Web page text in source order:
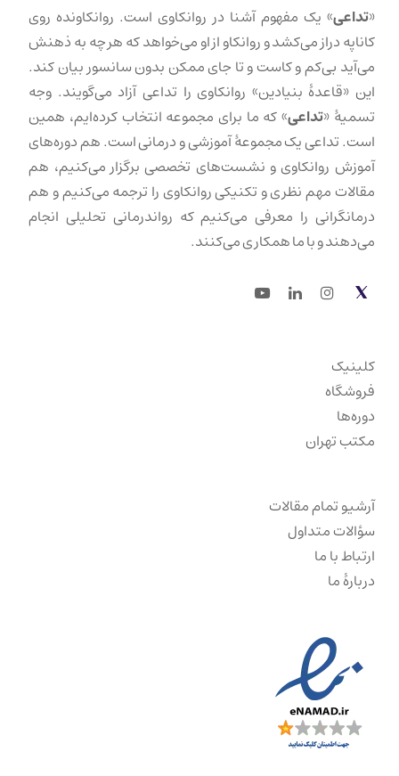
«تداعی» یک مفهوم آشنا در روانکاوی است. روانکاونده روی
کاناپه دراز می‌کشد و روانکاو از او می‌خواهد که هر چه به ذهنش
می‌آید بی‌کم و کاست و تا جای ممکن بدون سانسور بیان کند.
این «قاعدهٔ بنیادین» روانکاوی را تداعی آزاد می‌گویند. وجه
تسمیهٔ «تداعی» که ما برای مجموعه انتخاب کرده‌ایم، همین
است. تداعی یک مجموعهٔ آموزشی و درمانی است. هم دوره‌های
آموزش روانکاوی و نشست‌های تخصصی برگزار می‌کنیم، هم
مقالات مهم نظری و تکنیکی روانکاوی را ترجمه می‌کنیم و هم
درمانگرانی را معرفی می‌کنیم که رواندرمانی تحلیلی انجام
می‌دهند و با ما همکاری می‌کنند.
Twitter
Instagram
LinkedIn
Youtube
کلینیک
فروشگاه
دوره‌ها
مکتب تهران
آرشیو تمام مقالات
سؤالات متداول
ارتباط با ما
دربارهٔ ما